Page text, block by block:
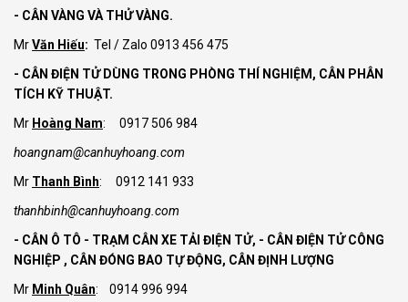
- CÂN VÀNG VÀ THỬ VÀNG.
MrVăn Hiếu: Tel / Zalo 0913 456 475
- CÂN ĐIỆN TỬ DÙNG TRONG PHÒNG THÍ NGHIỆM, CÂN PHÂN
TÍCH KỸ THUẬT.
Mr Hoàng Nam: 0917 506 984
hoangnam@canhuyhoang.com
Mr Thanh Bình: 0912 141 933
thanhbinh@canhuyhoang.com
- CÂN Ô TÔ - TRẠM CÂN XE TẢI ĐIỆN TỬ, - CÂN ĐIỆN TỬ CÔNG
NGHIỆP , CÂN ĐÓNG BAO TỰ ĐỘNG, CÂN ĐỊNH LƯỢNG
Mr Minh Quân: 0914 996 994